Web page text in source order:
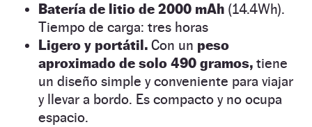
Batería de litio de 2000 mAh (14.4Wh).
Tiempo de carga: tres horas
Ligero y portátil. Con un peso
aproximado de solo 490 gramos, tiene
un diseño simple y conveniente para viajar
y llevar a bordo. Es compacto y no ocupa
espacio.